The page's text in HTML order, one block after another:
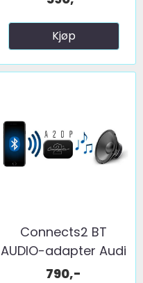
Kjøp
Connects2 BT
AUDIO-adapter Audi
...
790,-